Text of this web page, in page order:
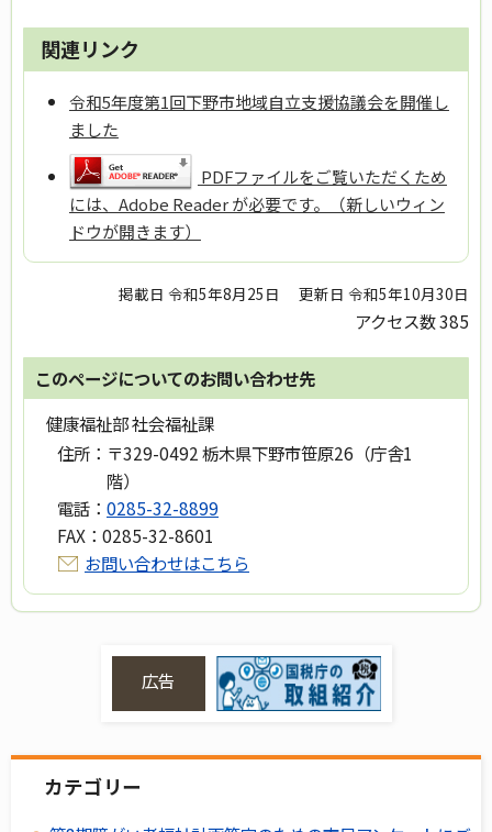
関連リンク
令和5年度第1回下野市地域自立支援協議会を開催し
ました
PDFファイルをご覧いただくため
には、Adobe Reader が必要です。（新しいウィン
ドウが開きます）
掲載日 令和5年8月25日 更新日 令和5年10月30日
アクセス数385
このページについてのお問い合わせ先
健康福祉部 社会福祉課
住所： 〒329-0492 栃木県下野市笹原26（庁舎1
階）
電話： 0285-32-8899
FAX： 0285-32-8601
お問い合わせはこちら
広告
カテゴリー